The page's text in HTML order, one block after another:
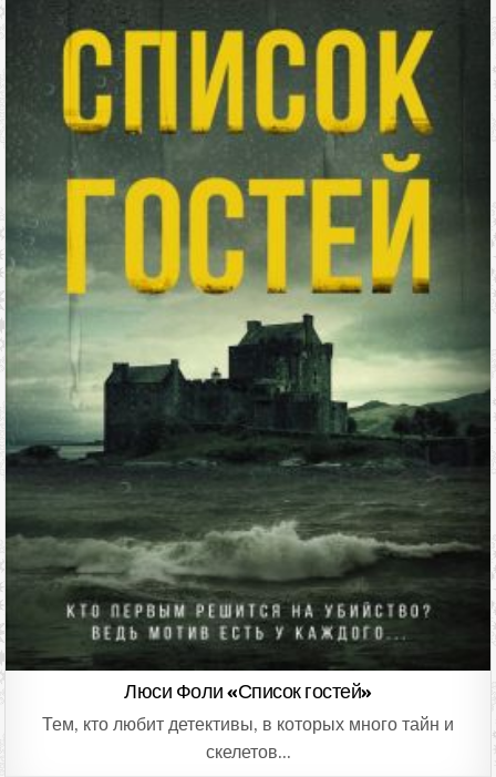
Люси Фоли «Список гостей»
Тем, кто любит детективы, в которых много тайн и
скелетов…